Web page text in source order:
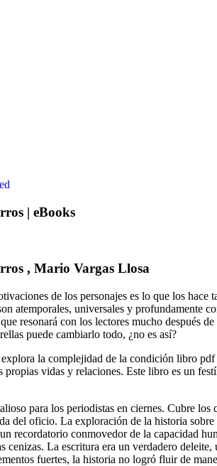
| eBooks
, Mario Vargas Llosa
de los personajes es lo que los hace
atemporales, universales y profundamente
resonará con los lectores mucho después
puede cambiarlo todo, ¿no es así?
la complejidad de la condición libro
propias vidas y relaciones. Este libro es un
para los periodistas en ciernes. Cubre
del oficio. La exploración de la historia
recordatorio conmovedor de la capacidad
cenizas. La escritura era un verdadero
fuertes, la historia no logró fluir de